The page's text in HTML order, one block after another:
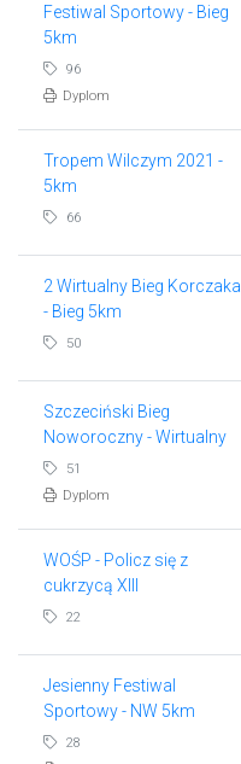
Festiwal Sportowy - Bieg
5km
96
Dyplom
Tropem Wilczym 2021 -
5km
66
2 Wirtualny Bieg Korczaka
- Bieg 5km
50
Szczeciński Bieg
Noworoczny - Wirtualny
51
Dyplom
WOŚP - Policz się z
cukrzycą XIII
22
Jesienny Festiwal
Sportowy - NW 5km
28